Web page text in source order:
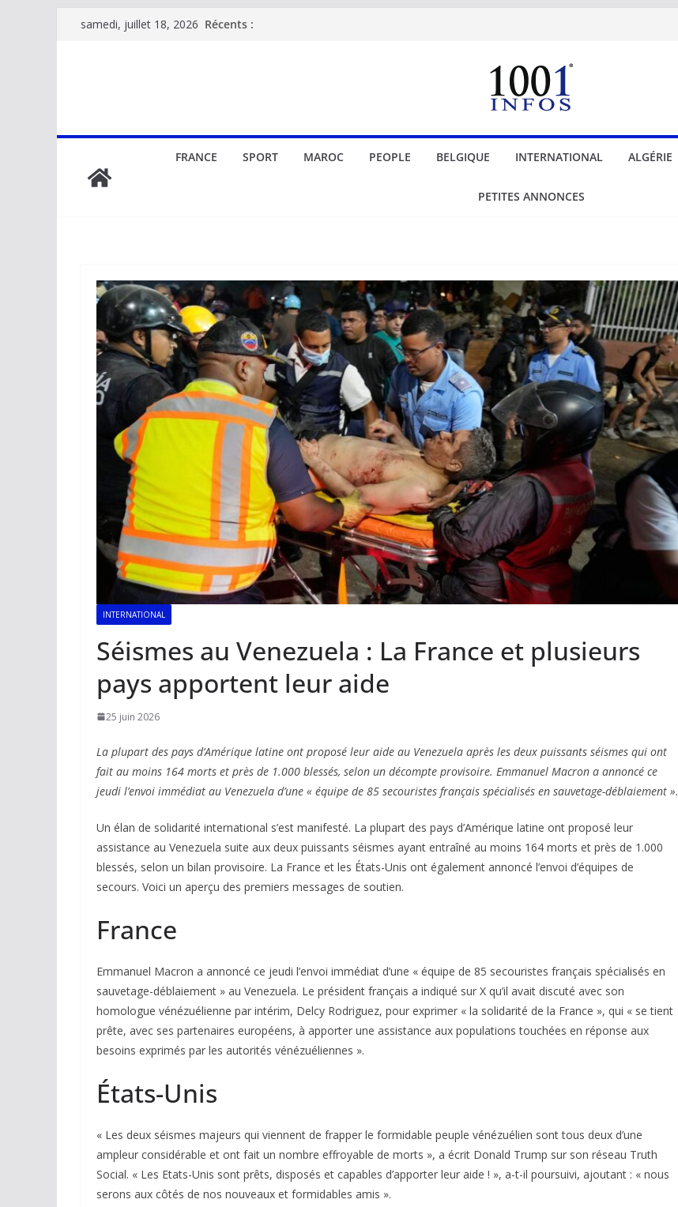
Passersamedi, juillet 18, 2026 Récents :
FRANCE SPORT MAROC PEOPLE BELGIQUE INTERNATIONAL ALGÉRIE
PETITES ANNONCES
INTERNATIONAL
Séismes au Venezuela : La France et plusieurs
pays apportent leur aide
25 juin 2026
La plupart des pays d’Amérique latine ont proposé leur aide au Venezuela après les deux puissants séismes qui ont
fait au moins 164 morts et près de 1.000 blessés, selon un décompte provisoire. Emmanuel Macron a annoncé ce
jeudi l’envoi immédiat au Venezuela d’une « équipe de 85 secouristes français spécialisés en sauvetage-déblaiement ».
Un élan de solidarité international s’est manifesté. La plupart des pays d’Amérique latine ont proposé leur
assistance au Venezuela suite aux deux puissants séismes ayant entraîné au moins 164 morts et près de 1.000
blessés, selon un bilan provisoire. La France et les États-Unis ont également annoncé l’envoi d’équipes de
secours. Voici un aperçu des premiers messages de soutien.
France
Emmanuel Macron a annoncé ce jeudi l’envoi immédiat d’une « équipe de 85 secouristes français spécialisés en
sauvetage-déblaiement » au Venezuela. Le président français a indiqué sur X qu’il avait discuté avec son
homologue vénézuélienne par intérim, Delcy Rodriguez, pour exprimer « la solidarité de la France », qui « se tient
prête, avec ses partenaires européens, à apporter une assistance aux populations touchées en réponse aux
besoins exprimés par les autorités vénézuéliennes ».
États-Unis
« Les deux séismes majeurs qui viennent de frapper le formidable peuple vénézuélien sont tous deux d’une
ampleur considérable et ont fait un nombre effroyable de morts », a écrit Donald Trump sur son réseau Truth
Social. « Les Etats-Unis sont prêts, disposés et capables d’apporter leur aide ! », a-t-il poursuivi, ajoutant : « nous
serons aux côtés de nos nouveaux et formidables amis ».